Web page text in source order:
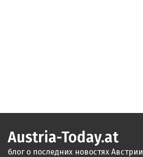
Austria-Today.at
блог о последних новостях Австрии